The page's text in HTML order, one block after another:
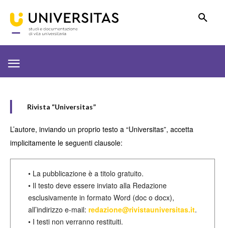
Rivista “Universitas”
L’autore, inviando un proprio testo a “Universitas”, accetta
implicitamente le seguenti clausole:
• La pubblicazione è a titolo gratuito.
• Il testo deve essere inviato alla Redazione
esclusivamente in formato Word (doc o docx),
all’indirizzo e-mail: redazione@rivistauniversitas.it.
• I testi non verranno restituiti.